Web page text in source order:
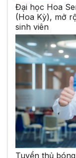
Đại học Hoa
(Hoa Kỳ), mở
sinh viên
Tuyển thủ